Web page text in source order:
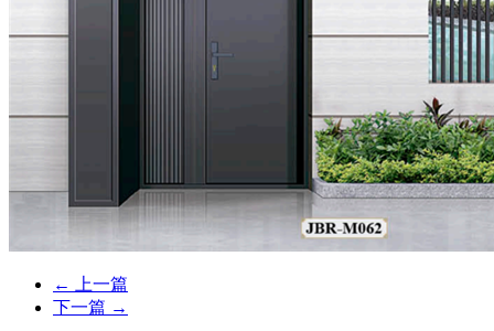
← 上一篇
下一篇 →